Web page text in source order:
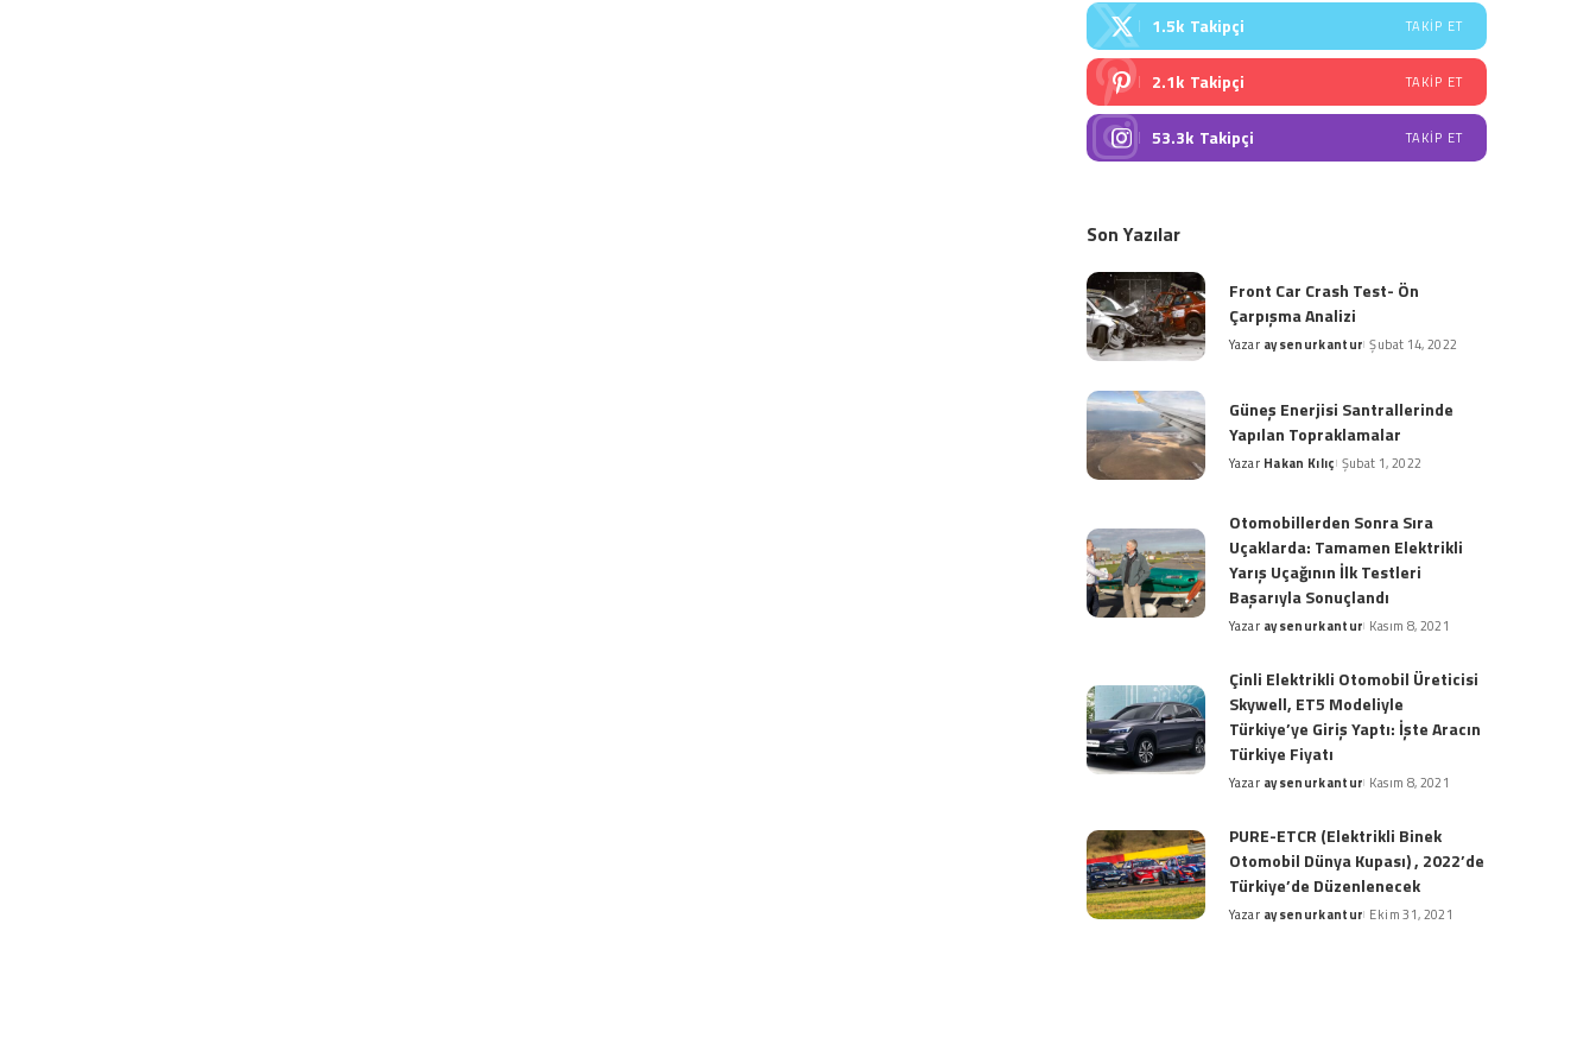
1.5k Takipçi TAKIP ET
2.1k Takipçi TAKIP ET
53.3k Takipçi TAKIP ET
Son Yazılar
Front Car Crash Test- Ön
Çarpışma Analizi
Posted
Yazar aysenurkantur Şubat 14, 2022
Güneş Enerjisi Santrallerinde
Yapılan Topraklamalar
Posted
Yazar Hakan Kılıç Şubat 1, 2022
Otomobillerden Sonra Sıra
Uçaklarda: Tamamen Elektrikli
Yarış Uçağının İlk Testleri
Başarıyla Sonuçlandı
Posted
Yazar aysenurkantur Kasım 8, 2021
Çinli Elektrikli Otomobil Üreticisi
Skywell, ET5 Modeliyle
Türkiye’ye Giriş Yaptı: İşte Aracın
Türkiye Fiyatı
Posted
Yazar aysenurkantur Kasım 8, 2021
PURE-ETCR (Elektrikli Binek
Otomobil Dünya Kupası) , 2022’de
Türkiye’de Düzenlenecek
Posted
Yazar aysenurkantur Ekim 31, 2021